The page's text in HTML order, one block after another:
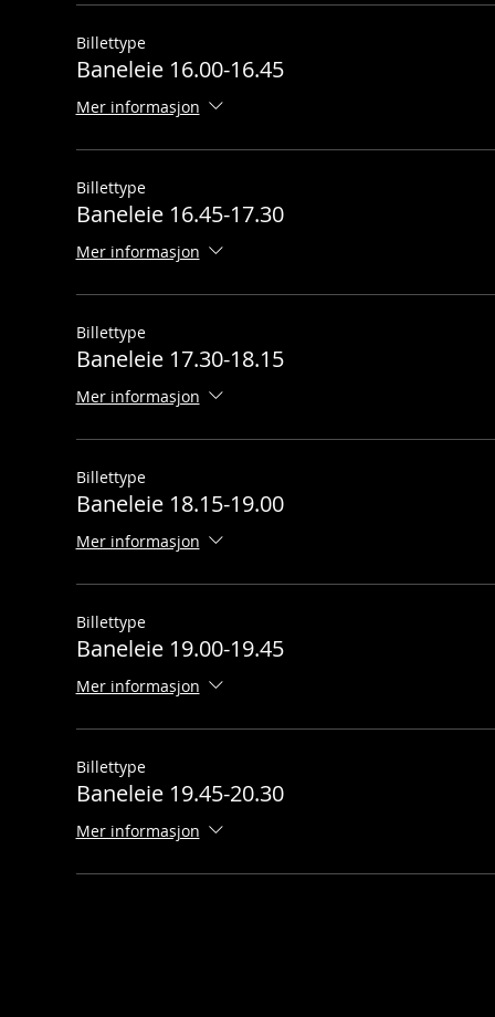
Billettype
Baneleie 16.00-16.45
Mer informasjon
Billettype
Baneleie 16.45-17.30
Mer informasjon
Billettype
Baneleie 17.30-18.15
Mer informasjon
Billettype
Baneleie 18.15-19.00
Mer informasjon
Billettype
Baneleie 19.00-19.45
Mer informasjon
Billettype
Baneleie 19.45-20.30
Mer informasjon